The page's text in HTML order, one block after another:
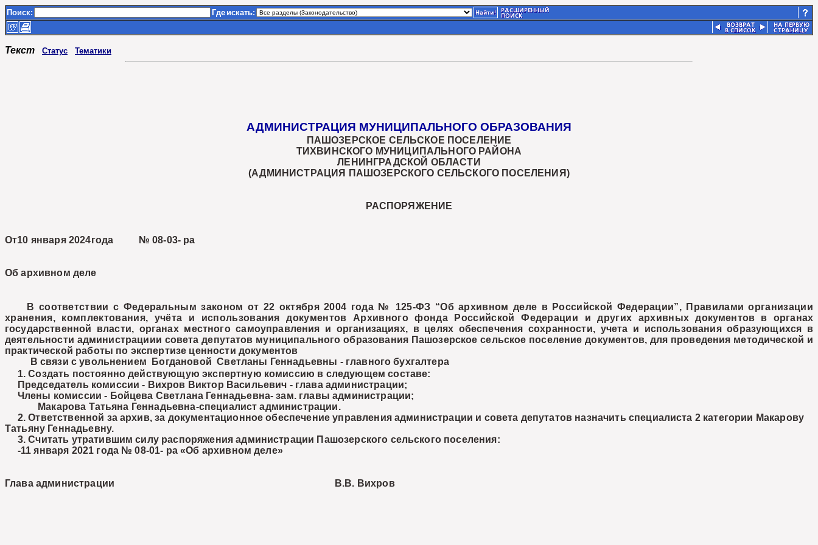
Поиск: Где искать:
Текст Статус Тематики
АДМИНИСТРАЦИЯ МУНИЦИПАЛЬНОГО ОБРАЗОВАНИЯ
ПАШОЗЕРСКОЕ СЕЛЬСКОЕ ПОСЕЛЕНИЕ
ТИХВИНСКОГО МУНИЦИПАЛЬНОГО РАЙОНА
ЛЕНИНГРАДСКОЙ ОБЛАСТИ
(АДМИНИСТРАЦИЯ ПАШОЗЕРСКОГО СЕЛЬСКОГО ПОСЕЛЕНИЯ)
РАСПОРЯЖЕНИЕ
От10 января 2024года № 08-03- ра
Об архивном деле
В соответствии с Федеральным законом от 22 октября 2004 года № 125-ФЗ “Об архивном деле в Российской Федерации”, Правилами организации
хранения, комплектования, учёта и использования документов Архивного фонда Российской Федерации и других архивных документов в органах
государственной власти, органах местного самоуправления и организациях, в целях обеспечения сохранности, учета и использования образующихся в
деятельности администрациии совета депутатов муниципального образования Пашозерское сельское поселение документов, для проведения методической и
практической работы по экспертизе ценности документов
В связи с увольнением Богдановой Светланы Геннадьевны - главного бухгалтера
1. Создать постоянно действующую экспертную комиссию в следующем составе:
Председатель комиссии - Вихров Виктор Васильевич - глава администрации;
Члены комиссии - Бойцева Светлана Геннадьевна- зам. главы администрации;
Макарова Татьяна Геннадьевна-специалист администрации.
2. Ответственной за архив, за документационное обеспечение управления администрации и совета депутатов назначить специалиста 2 категории Макарову
Татьяну Геннадьевну.
3. Считать утратившим силу распоряжения администрации Пашозерского сельского поселения:
-11 января 2021 года № 08-01- ра «Об архивном деле»
Глава администрации В.В. Вихров